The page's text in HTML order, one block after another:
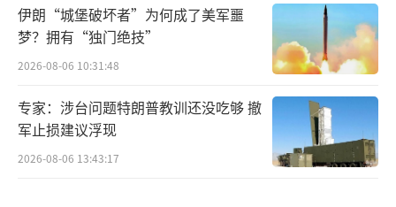
伊朗“城堡破坏者”为何成了美军噩
梦？拥有“独门绝技”
2026-08-06 10:31:48
专家：涉台问题特朗普教训还没吃够 撤
军止损建议浮现
2026-08-06 13:43:17